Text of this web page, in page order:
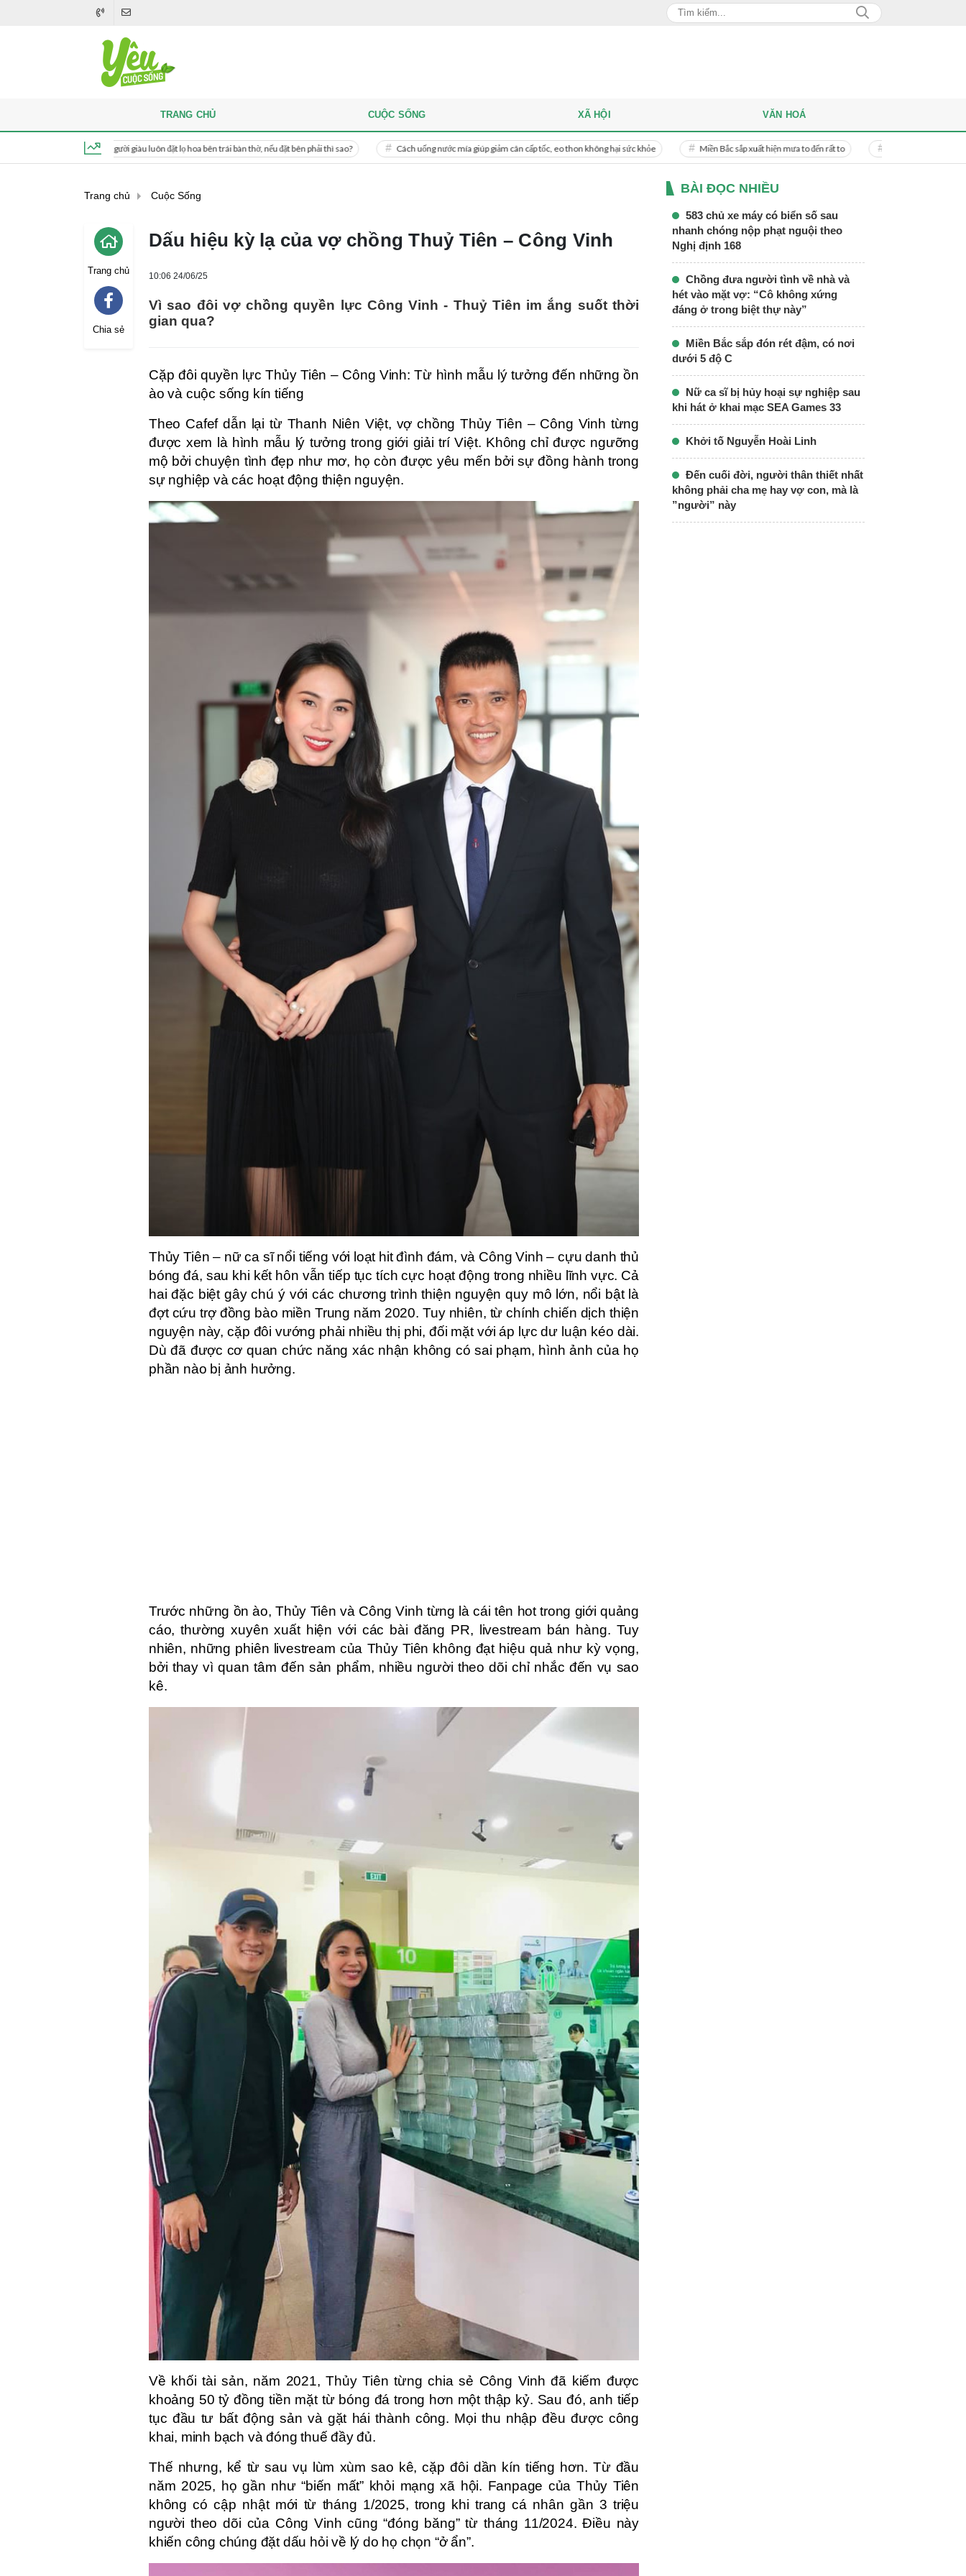
hương, người giàu luôn đặt lọ hoa bên trái bàn thờ, nếu đặt bên phải thì sao? Cách uống nước mía giúp giảm cân cấp tốc, eo thon không hại sức khỏe Miền Bắc sắp xuất hiện mưa to đến rất to Danh tính người phụ nữ bị bạn trai
TRANG CHỦ CUỘC SỐNG XÃ HỘI VĂN HOÁ
Trang chủ Cuộc Sống
Trang chủ
Chia sẻ
Dấu hiệu kỳ lạ của vợ chồng Thuỷ Tiên – Công Vinh
10:06 24/06/25
Vì sao đôi vợ chồng quyền lực Công Vinh - Thuỷ Tiên im ắng suốt thời
gian qua?
Cặp đôi quyền lực Thủy Tiên – Công Vinh: Từ hình mẫu lý tưởng đến những ồn
ào và cuộc sống kín tiếng
Theo Cafef dẫn lại từ Thanh Niên Việt, vợ chồng Thủy Tiên – Công Vinh từng
được xem là hình mẫu lý tưởng trong giới giải trí Việt. Không chỉ được ngưỡng
mộ bởi chuyện tình đẹp như mơ, họ còn được yêu mến bởi sự đồng hành trong
sự nghiệp và các hoạt động thiện nguyện.
Thủy Tiên – nữ ca sĩ nổi tiếng với loạt hit đình đám, và Công Vinh – cựu danh thủ
bóng đá, sau khi kết hôn vẫn tiếp tục tích cực hoạt động trong nhiều lĩnh vực. Cả
hai đặc biệt gây chú ý với các chương trình thiện nguyện quy mô lớn, nổi bật là
đợt cứu trợ đồng bào miền Trung năm 2020. Tuy nhiên, từ chính chiến dịch thiện
nguyện này, cặp đôi vướng phải nhiều thị phi, đối mặt với áp lực dư luận kéo dài.
Dù đã được cơ quan chức năng xác nhận không có sai phạm, hình ảnh của họ
phần nào bị ảnh hưởng.
Trước những ồn ào, Thủy Tiên và Công Vinh từng là cái tên hot trong giới quảng
cáo, thường xuyên xuất hiện với các bài đăng PR, livestream bán hàng. Tuy
nhiên, những phiên livestream của Thủy Tiên không đạt hiệu quả như kỳ vọng,
bởi thay vì quan tâm đến sản phẩm, nhiều người theo dõi chỉ nhắc đến vụ sao
kê.
Về khối tài sản, năm 2021, Thủy Tiên từng chia sẻ Công Vinh đã kiếm được
khoảng 50 tỷ đồng tiền mặt từ bóng đá trong hơn một thập kỷ. Sau đó, anh tiếp
tục đầu tư bất động sản và gặt hái thành công. Mọi thu nhập đều được công
khai, minh bạch và đóng thuế đầy đủ.
Thế nhưng, kể từ sau vụ lùm xùm sao kê, cặp đôi dần kín tiếng hơn. Từ đầu
năm 2025, họ gần như “biến mất” khỏi mạng xã hội. Fanpage của Thủy Tiên
không có cập nhật mới từ tháng 1/2025, trong khi trang cá nhân gần 3 triệu
người theo dõi của Công Vinh cũng “đóng băng” từ tháng 11/2024. Điều này
khiến công chúng đặt dấu hỏi về lý do họ chọn “ở ẩn”.
BÀI ĐỌC NHIỀU
583 chủ xe máy có biển số sau
nhanh chóng nộp phạt nguội theo
Nghị định 168
Chồng đưa người tình về nhà và
hét vào mặt vợ: “Cô không xứng
đáng ở trong biệt thự này”
Miền Bắc sắp đón rét đậm, có nơi
dưới 5 độ C
Nữ ca sĩ bị hủy hoại sự nghiệp sau
khi hát ở khai mạc SEA Games 33
Khởi tố Nguyễn Hoài Linh
Đến cuối đời, người thân thiết nhất
không phải cha mẹ hay vợ con, mà là
”người” này